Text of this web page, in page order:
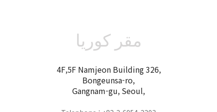
مقر كوريا
4F,5F Namjeon Building 326,
Bongeunsa-ro,
Gangnam-gu, Seoul,